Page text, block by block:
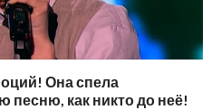
Она спела
песню, как никто до неё!